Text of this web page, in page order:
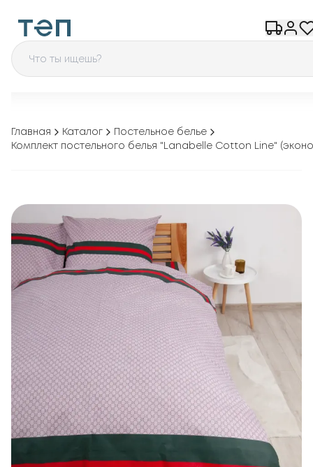
Главная Каталог
Постельное белье
Комплект постельного белья "Lanabelle Cotton Line"